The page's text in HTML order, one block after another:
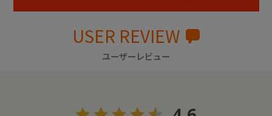
USER REVIEW
ユーザーレビュー